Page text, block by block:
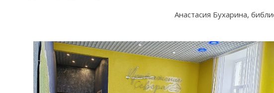
Анастасия Бухарина,